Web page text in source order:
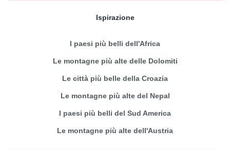
Ispirazione
I paesi più belli dell'Africa
Le montagne più alte delle Dolomiti
Le città più belle della Croazia
Le montagne più alte del Nepal
I paesi più belli del Sud America
Le montagne più alte dell'Austria